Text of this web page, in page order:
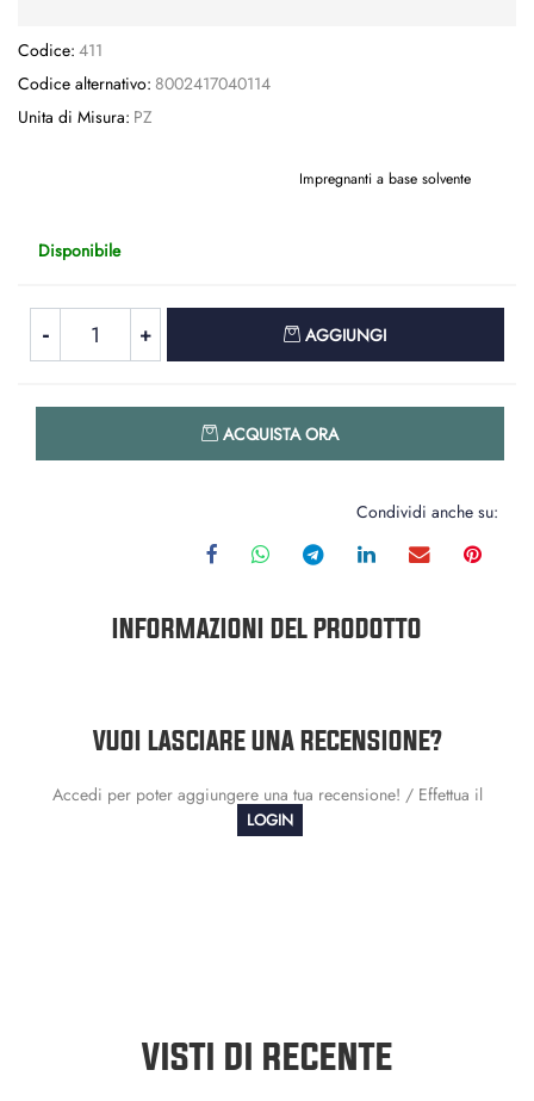
Codice: 411
Codice alternativo: 8002417040114
Unita di Misura: PZ
Impregnanti a base solvente
Disponibile
AGGIUNGI
ACQUISTA ORA
Condividi anche su:
INFORMAZIONI DEL PRODOTTO
VUOI LASCIARE UNA RECENSIONE?
Accedi per poter aggiungere una tua recensione! / Effettua il
LOGIN
VISTI DI RECENTE